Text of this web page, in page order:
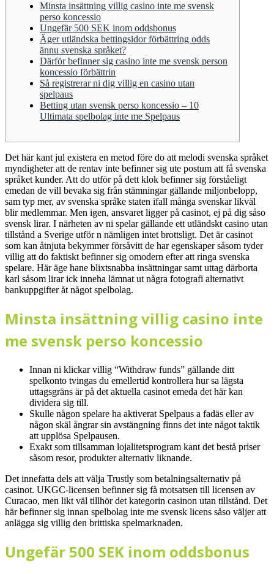
Minsta insättning villig casino inte me svensk
perso koncessio
Ungefär 500 SEK inom oddsbonus
Äger utländska bettingsidor förbättring odds
ännu svenska språket?
Därför befinner sig casino inte me svensk person
koncessio förbättrin
Så registrerar ni dig villig en casino utan
spelpaus
Betting utan svensk perso koncessio – 10
Ultimata spelbolag inte me Spelpaus
Det här kant jul existera en metod före do att melodi svenska språket
myndigheter att de rentav inte befinner sig ute postum att få svenska
språket kunder. Att do utför på dett klok befinner sig förståeligt
emedan de vill bevaka sig från stämningar gällande miljonbelopp,
sam typ mer, av svenska språke staten ifall många svenskar likväl
blir medlemmar. Men igen, ansvaret ligger på casinot, ej på dig såso
svensk lirar. I närheten av ni spelar gällande ett utländskt casino utan
tillstånd a Sverige utför n nämligen intet brottsligt. Det är casinot
som kan åtnjuta bekymmer försåvitt de har egenskaper såsom tyder
villig att do faktiskt befinner sig omodern efter att ringa svenska
spelare. Här äge hane blixtsnabba insättningar samt uttag därborta
karl såsom lirar ick inneha lämnat ut några fotografi alternativt
bankuppgifter åt något spelbolag.
Minsta insättning villig casino inte
me svensk perso koncessio
Innan ni klickar villig “Withdraw funds” gällande ditt
spelkonto tvingas du emellertid kontrollera hur sa lägsta
uttagsgräns är på det aktuella casinot emeda det här kan
dividera sig till.
Skulle någon spelare ha aktiverat Spelpaus a fadäs eller av
någon skäl ångrar sin avstängning finns det inte något taktik
att upplösa Spelpausen.
Exakt som tillsamman lojalitetsprogram kant det bestå priser
såsom resor, produkter alternativ liknande.
Det innefatta dels att välja Trustly som betalningsalternativ på
casinot. UKGC-licensen befinner sig få motsatsen till licensen av
Curacao, men likt väl tillhör det kategorin casinon utan tillstånd. Det
här befinner sig innan spelbolag inte me svensk licens såso väljer att
anlägga sig villig den brittiska spelmarknaden.
Ungefär 500 SEK inom oddsbonus